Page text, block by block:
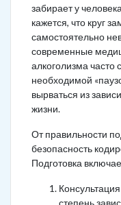
забирает у
кажется, что круг
самостоятельно
современные
алкоголизма часто
необходимой
вырваться из
жизни.
От правильности
безопасность
Подготовка
степень